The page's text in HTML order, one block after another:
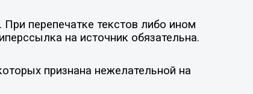
перепечатке текстов либо ином
на источник обязательна.
признана нежелательной на